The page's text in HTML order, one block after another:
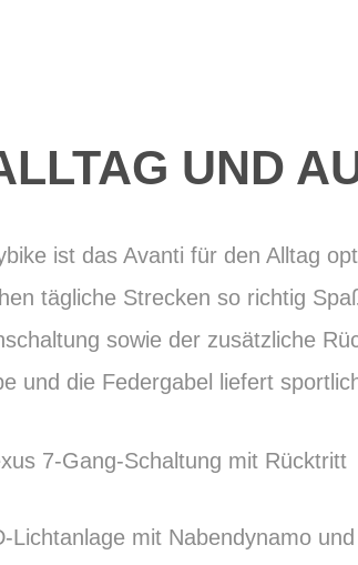
UND
ist das Avanti für den Alltag
tägliche Strecken so richtig
sowie der zusätzliche
und die Federgabel liefert
7-Gang-Schaltung mit Rücktritt
Lichtanlage mit Nabendynamo